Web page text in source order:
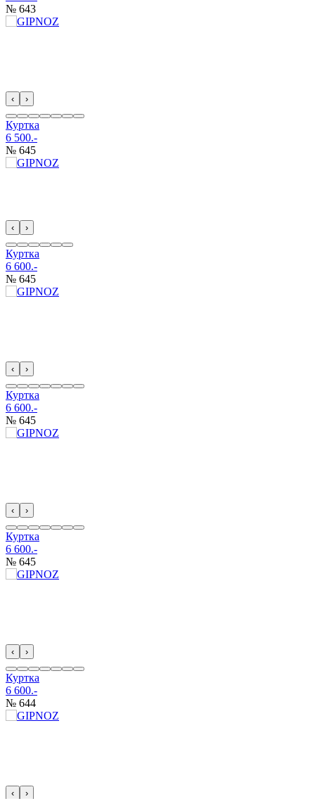
№ 643
‹ ›
Куртка
6 500.-
№ 645
‹ ›
Куртка
6 600.-
№ 645
‹ ›
Куртка
6 600.-
№ 645
‹ ›
Куртка
6 600.-
№ 645
‹ ›
Куртка
6 600.-
№ 644
‹ ›